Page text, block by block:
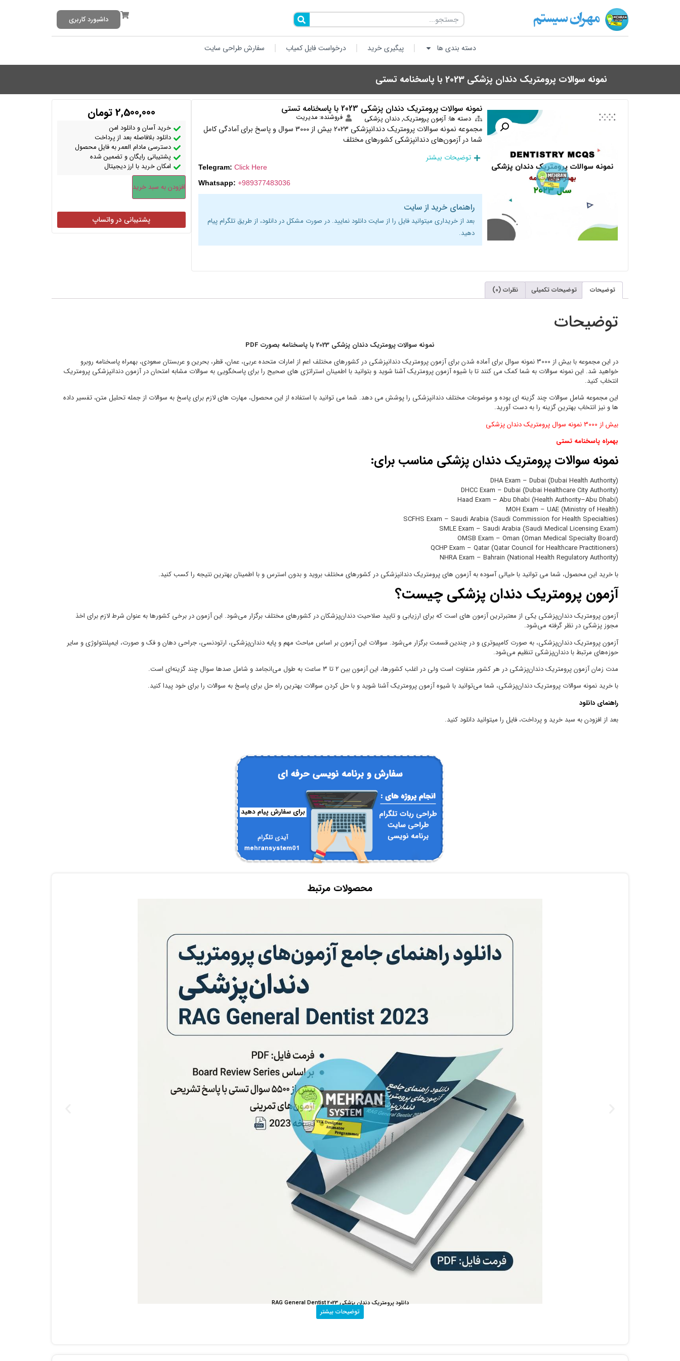
داشبورد کاربری
دسته بندی ها پیگیری خرید درخواست فایل کمیاب سفارش طراحی سایت
نمونه سوالات پرومتریک دندان پزشکی 2023 با پاسخنامه تستی
نمونه سوالات پرومتریک دندان پزشکی 2023 با پاسخنامه تستی
دسته ها:آزمون پرومتریک, دندان پزشکی فروشنده: مدیریت
مجموعه نمونه سوالات پرومتریک دندانپزشکی 2023 بیش از 3000 سوال و پاسخ برای آمادگی کامل
شما در آزمون‌های دندانپزشکی کشورهای مختلف
توضیحات بیشتر
Telegram: Click Here
Whatsapp: +989377483036
راهنمای خرید از سایت
بعد از خریداری میتوانید فایل را از سایت دانلود نمایید. در صورت مشکل در دانلود، از طریق تلگرام پیام
دهید.
2,500,000تومان
خرید آسان و دانلود امن
دانلود بلافاصله بعد از پرداخت
دسترسی مادام العمر به فایل محصول
پشتیبانی رایگان و تضمین شده
امکان خرید با ارز دیجیتال
افزودن به سبد خرید
پشتیبانی در واتساپ
توضیحات توضیحات تکمیلی نظرات (0)
توضیحات
نمونه سوالات پرومتریک دندان پزشکی 2023 با پاسخنامه بصورت PDF
در این مجموعه با بیش از 3000 نمونه سوال برای آماده شدن برای آزمون پرومتریک دندانپزشکی در کشورهای مختلف اعم از امارات متحده عربی، عمان، قطر، بحرین و عربستان سعودی، بهمراه پاسخنامه روبرو
خواهید شد. این نمونه سوالات به شما کمک می کنند تا با شیوه آزمون پرومتریک آشنا شوید و بتوانید با اطمینان استراتژی های صحیح را برای پاسخگویی به سوالات مشابه امتحان در آزمون دندانپزشکی پرومتریک
انتخاب کنید.
این مجموعه شامل سوالات چند گزینه ای بوده و موضوعات مختلف دندانپزشکی را پوشش می دهد. شما می توانید با استفاده از این محصول، مهارت های لازم برای پاسخ به سوالات از جمله تحلیل متن، تفسیر داده
ها و نیز انتخاب بهترین گزینه را به دست آورید.
بیش از 3000 نمونه سوال پرومتریک دندان پزشکی
بهمراه پاسخنامه تستی
نمونه سوالات پرومتریک دندان پزشکی مناسب برای:
DHA Exam – Dubai (Dubai Health Authority)
DHCC Exam – Dubai (Dubai Healthcare City Authority)
Haad Exam – Abu Dhabi (Health Authority–Abu Dhabi)
MOH Exam – UAE (Ministry of Health)
SCFHS Exam – Saudi Arabia (Saudi Commission for Health Specialties)
SMLE Exam – Saudi Arabia (Saudi Medical Licensing Exam)
OMSB Exam – Oman (Oman Medical Specialty Board)
QCHP Exam – Qatar (Qatar Council for Healthcare Practitioners)
NHRA Exam – Bahrain (National Health Regulatory Authority)
با خرید این محصول، شما می توانید با خیالی آسوده به آزمون های پرومتریک دندانپزشکی در کشورهای مختلف بروید و بدون استرس و با اطمینان بهترین نتیجه را کسب کنید.
آزمون پرومتریک دندان پزشکی چیست؟
آزمون پرومتریک دندان‌پزشکی یکی از معتبرترین آزمون های است که برای ارزیابی و تایید صلاحیت دندان‌پزشکان در کشورهای مختلف برگزار می‌شود. این آزمون در برخی کشورها به عنوان شرط لازم برای اخذ
مجوز پزشکی در نظر گرفته می‌شود.
آزمون پرومتریک دندان‌پزشکی، به صورت کامپیوتری و در چندین قسمت برگزار می‌شود. سوالات این آزمون بر اساس مباحث مهم و پایه دندان‌پزشکی، ارتودنسی، جراحی دهان و فک و صورت، ایمپلنتولوژی و سایر
حوزه‌های مرتبط با دندان‌پزشکی تنظیم می‌شود.
مدت زمان آزمون پرومتریک دندان‌پزشکی در هر کشور متفاوت است ولی در اغلب کشورها، این آزمون بین ۲ تا ۳ ساعت به طول می‌انجامد و شامل صدها سوال چند گزینه‌ای است.
با خرید نمونه سوالات پرومتریک دندان‌پزشکی، شما می‌توانید با شیوه آزمون پرومتریک آشنا شوید و با حل کردن سوالات بهترین راه حل برای پاسخ به سوالات را برای خود پیدا کنید.
راهنمای دانلود
بعد از افزودن به سبد خرید و پرداخت، فایل را میتوانید دانلود کنید.
محصولات مرتبط
دانلود پرومتریک دندان پزشکی RAG General Dentist 2023
2,000,000 تومان
توضیحات بیشتر